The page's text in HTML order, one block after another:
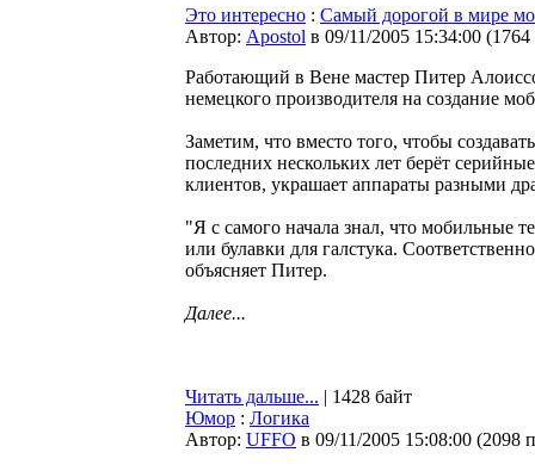
Это интересно : Самый дорогой в мире
Автор: Apostol в 09/11/2005 15:34:00 (
Работающий в Вене мастер Питер
немецкого производителя на создание
Заметим, что вместо того, чтобы
последних нескольких лет берёт
клиентов, украшает аппараты разными
"Я с самого начала знал, что мобильные
или булавки для галстука.
объясняет Питер.
Далее...
Читать дальше... | 1428 байт
Юмор : Логика
Автор: UFFO в 09/11/2005 15:08:00 (2098